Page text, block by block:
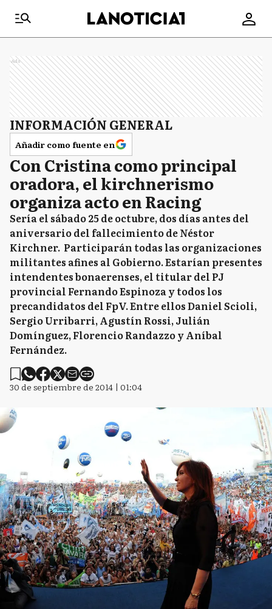
Ads
INFORMACIÓN GENERAL
Añadir como fuente en
Con Cristina como principal
oradora, el kirchnerismo
organiza acto en Racing
Sería el sábado 25 de octubre, dos días antes del
aniversario del fallecimiento de Néstor
Kirchner. Participarán todas las organizaciones
militantes afines al Gobierno. Estarían presentes
intendentes bonaerenses, el titular del PJ
provincial Fernando Espinoza y todos los
precandidatos del FpV. Entre ellos Daniel Scioli,
Sergio Urribarri, Agustín Rossi, Julián
Domínguez, Florencio Randazzo y Aníbal
Fernández.
30 de septiembre de 2014 | 01:04